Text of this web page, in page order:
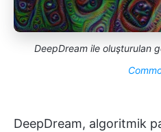
DeepDream ile oluşturulan
DeepDream, algoritmik